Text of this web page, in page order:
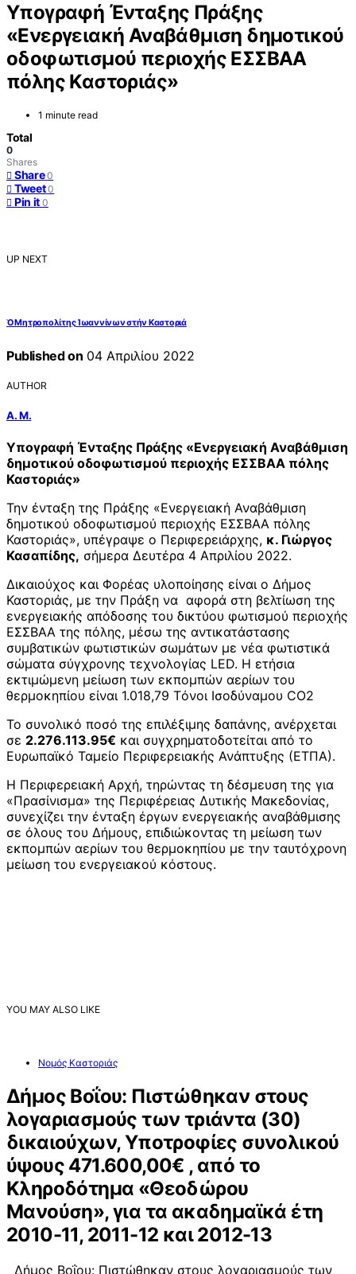
Υπογραφή Ένταξης Πράξης
«Ενεργειακή Αναβάθμιση δημοτικού
οδοφωτισμού περιοχής ΕΣΣΒΑΑ
πόλης Καστοριάς»
1 minute read
Total
0
Shares
Share 0
Tweet 0
Pin it 0
UP NEXT
Ὁ Μητροπολίτης Ἰωαννίνων στήν Καστοριά
Published on 04 Απριλίου 2022
AUTHOR
Α. Μ.
Υπογραφή Ένταξης Πράξης «Ενεργειακή Αναβάθμιση
δημοτικού οδοφωτισμού περιοχής ΕΣΣΒΑΑ πόλης
Καστοριάς»
Την ένταξη της Πράξης «Ενεργειακή Αναβάθμιση
δημοτικού οδοφωτισμού περιοχής ΕΣΣΒΑΑ πόλης
Καστοριάς», υπέγραψε ο Περιφερειάρχης, κ. Γιώργος
Κασαπίδης, σήμερα Δευτέρα 4 Απριλίου 2022.
Δικαιούχος και Φορέας υλοποίησης είναι ο Δήμος
Καστοριάς, με την Πράξη να αφορά στη βελτίωση της
ενεργειακής απόδοσης του δικτύου φωτισμού περιοχής
ΕΣΣΒΑΑ της πόλης, μέσω της αντικατάστασης
συμβατικών φωτιστικών σωμάτων με νέα φωτιστικά
σώματα σύγχρονης τεχνολογίας LED. Η ετήσια
εκτιμώμενη μείωση των εκπομπών αερίων του
θερμοκηπίου είναι 1.018,79 Tόνοι Ισοδύναμου CO2
Το συνολικό ποσό της επιλέξιμης δαπάνης, ανέρχεται
σε 2.276.113.95€ και συγχρηματοδοτείται από το
Ευρωπαϊκό Ταμείο Περιφερειακής Ανάπτυξης (ΕΤΠΑ).
Η Περιφερειακή Αρχή, τηρώντας τη δέσμευση της για
«Πρασίνισμα» της Περιφέρειας Δυτικής Μακεδονίας,
συνεχίζει την ένταξη έργων ενεργειακής αναβάθμισης
σε όλους του Δήμους, επιδιώκοντας τη μείωση των
εκπομπών αερίων του θερμοκηπίου με την ταυτόχρονη
μείωση του ενεργειακού κόστους.
YOU MAY ALSO LIKE
Νομός Καστοριάς
Δήμος Βοΐου: Πιστώθηκαν στους
λογαριασμούς των τριάντα (30)
δικαιούχων, Υποτροφίες συνολικού
ύψους 471.600,00€ , από το
Κληροδότημα «Θεοδώρου
Μανούση», για τα ακαδημαϊκά έτη
2010-11, 2011-12 και 2012-13
Δήμος Βοΐου: Πιστώθηκαν στους λογαριασμούς των